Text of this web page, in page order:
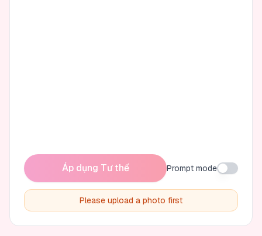
Áp dụng Tư thế Prompt mode
Please upload a photo first